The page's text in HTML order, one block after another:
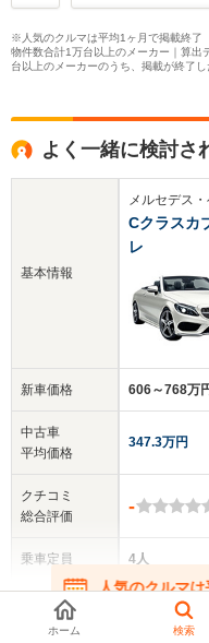
※人気のクルマは平均1ヶ月で掲載終了
物件数合計1万台以上のメーカー｜算
台以上のメーカーのうち、掲載が終了
よく一緒に検討さ
基本情報
新車価格
中古車
平均価格
クチコミ
総合評価
乗車定員
ドア数
メルセデス
Cクラスカ
レ
606～768万
347.3万円
-
4人
▼
人気のクルマ
在庫が無くなる前
ホーム 検索